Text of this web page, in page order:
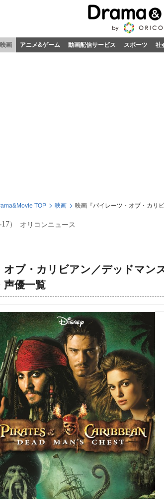
画 アニメ&ゲーム 動画配信サービス スポーツ 社
TOP 映画 映画『パイレーツ・オブ・カリ
17） オリコンニュース
オブ・カリビアン／デッドマン
声優一覧